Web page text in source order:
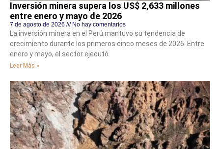
Inversión minera supera los US$ 2,633 millones
entre enero y mayo de 2026
7 de agosto de 2026 No hay comentarios
La inversión minera en el Perú mantuvo su tendencia de
crecimiento durante los primeros cinco meses de 2026. Entre
enero y mayo, el sector ejecutó
Leer Más »